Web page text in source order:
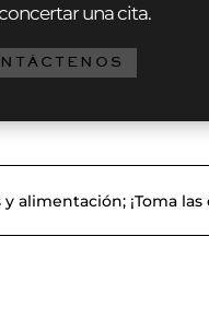
una cita.
alimentación; ¡Toma